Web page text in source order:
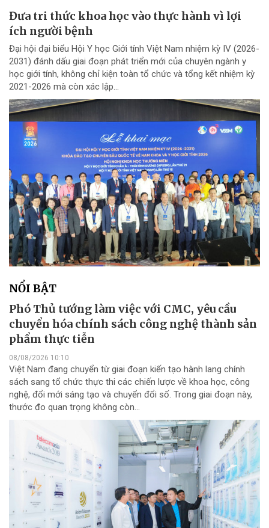
Đưa tri thức khoa học vào thực hành vì lợi
ích người bệnh
Đại hội đại biểu Hội Y học Giới tính Việt Nam nhiệm kỳ IV (2026-
2031) đánh dấu giai đoạn phát triển mới của chuyên ngành y
học giới tính, không chỉ kiện toàn tổ chức và tổng kết nhiệm kỳ
2021-2026 mà còn xác lập...
NỔI BẬT
Phó Thủ tướng làm việc với CMC, yêu cầu
chuyển hóa chính sách công nghệ thành sản
phẩm thực tiễn
08/08/2026 10:10
Việt Nam đang chuyển từ giai đoạn kiến tạo hành lang chính
sách sang tổ chức thực thi các chiến lược về khoa học, công
nghệ, đổi mới sáng tạo và chuyển đổi số. Trong giai đoạn này,
thước đo quan trọng không còn...